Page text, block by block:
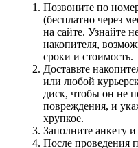
Позвоните по
(бесплатно через
на сайте. Узнайте
накопителя,
сроки и стоимость.
Доставьте
или любой
диск, чтобы он не
повреждения, и
хрупкое.
Заполните анкету
После проведения